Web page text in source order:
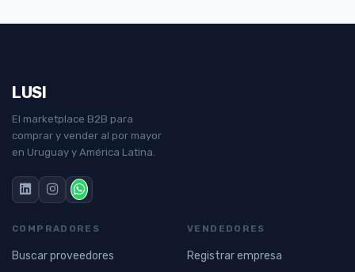
LUSI
El marketplace B2B para
comprar y vender al por mayor
en Uruguay y América Latina.
COMPRADORES
Buscar proveedores
VENDEDORES
Registrar empresa